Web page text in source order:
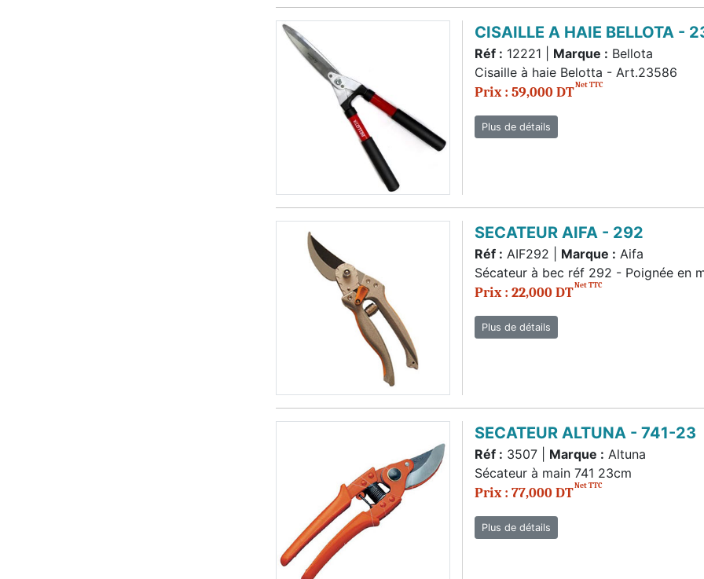
CISAILLE A HAIE BELLOTA -
Réf : 12221 | Marque : Bellota
Cisaille à haie Belotta - Art.23586
Prix : 59,000 DTNet TTC
Plus de détails
SECATEUR AIFA - 292
Réf : AIF292 | Marque : Aifa
Sécateur à bec réf 292 - Poignée en
Prix : 22,000 DTNet TTC
Plus de détails
SECATEUR ALTUNA - 741-23
Réf : 3507 | Marque : Altuna
Sécateur à main 741 23cm
Prix : 77,000 DTNet TTC
Plus de détails